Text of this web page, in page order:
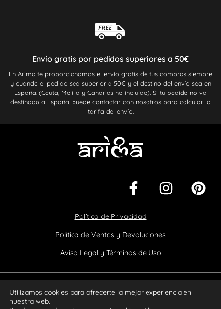
Envío gratis por pedidos superiores a 50€
En Arima te proporcionamos el envío gratis de tus compras siempre
y cuando el pedido sea superior a 50€ y el destino del envío sea en
España. (Ceuta, Melilla y Canarias no incluído). Si tu pedido no va
destinado a España, puede contactar con nosotros para calcular la
tarifa del envío.
Política de Privacidad
Política de Ventas y Devoluciones
Aviso Legal y Términos de Uso
Diseño y Desarrollo web por
Utilizamos cookies para ofrecerte la mejor experiencia en
nuestra web.